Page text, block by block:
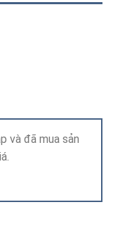
và đã mua sản